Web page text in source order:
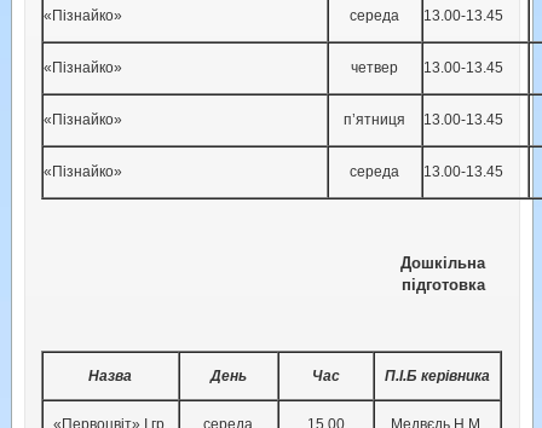
«Пізнайко» середа 13.00-13.45
«Пізнайко» четвер 13.00-13.45
«Пізнайко» п’ятниця 13.00-13.45
«Пізнайко» середа 13.00-13.45
Дошкільна
підготовка
Назва День Час П.І.Б керівника
«Первоцвіт» І гр. середа 15.00 Медвєдь Н.М.